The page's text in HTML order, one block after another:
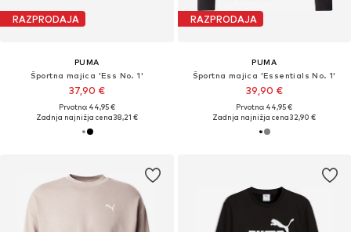
RAZPRODAJA
PUMA
Športna majica 'Ess No. 1'
37,90 €
Prvotno: 44,95 €
Zadnja najnižja cena38,21 €
RAZPRODAJA
PUMA
Športna majica 'Essentials No. 1'
39,90 €
Prvotno: 44,95 €
Zadnja najnižja cena32,90 €